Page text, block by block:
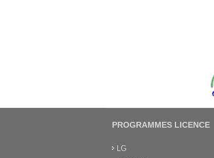
PROGRAMMES LICENCE
LG